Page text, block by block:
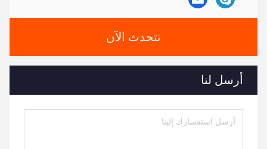
نتحدث الآن
أرسل لنا